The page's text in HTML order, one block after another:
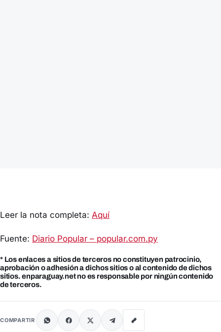
Leer la nota completa: Aquí
Fuente: Diario Popular – popular.com.py
* Los enlaces a sitios de terceros no constituyen patrocinio,
aprobación o adhesión a dichos sitios o al contenido de dichos
sitios. enparaguay.net no es responsable por ningún contenido
de terceros.
COMPARTIR